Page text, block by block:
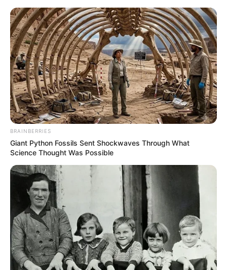
„A Fidesz-KDNP 16 év alatt sem csinált olyat, mint
önök 50 nap alatt” – így érvelt az alaptörvény 17.
módosítása ellen a fideszes Szűcs Gábor, és ezzel
nagyjából össze is foglaltuk, milyen erkölcsi
BRAINBERRIES
Giant Python Fossils Sent Shockwaves Through What
Science Thought Was Possible